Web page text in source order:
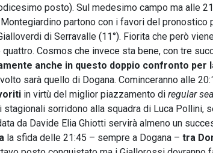
posto). Sul medesimo campo ma alle
partono con i favori del
di Serravalle (11°). Fiorita che però
Cosmos che invece sta bene, con tre
anche in questo doppio confronto per
sarà quello di Dogana. Cominceranno alle
in virtù del miglior piazzamento di regular
stagionali sorridono alla squadra di Luca Pollini,
da Davide Elia Ghiotti servirà almeno un
la sfida delle 21:45 – sempre a Dogana – tra